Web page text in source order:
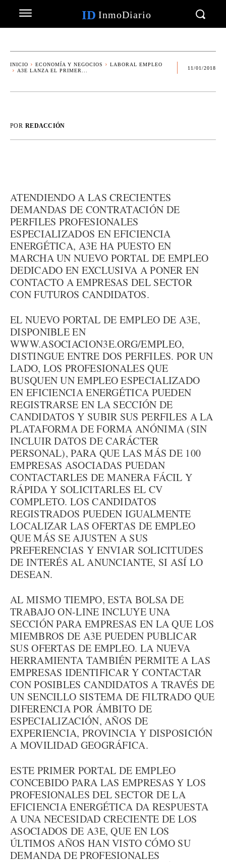
ID InmoDiario
INICIO ECONOMÍA Y NEGOCIOS
LABORAL EMPLEO
A3E LANZA EL PRIMER...
11/01/2018
POR REDACCIÓN
ATENDIENDO A LAS CRECIENTES
DEMANDAS DE CONTRATACIÓN DE
PERFILES PROFESIONALES
ESPECIALIZADOS EN EFICIENCIA
ENERGÉTICA, A3E HA PUESTO EN
MARCHA UN NUEVO PORTAL DE EMPLEO
DEDICADO EN EXCLUSIVA A PONER EN
CONTACTO A EMPRESAS DEL SECTOR
CON FUTUROS CANDIDATOS.
EL NUEVO PORTAL DE EMPLEO DE A3E,
DISPONIBLE EN
WWW.ASOCIACION3E.ORG/EMPLEO,
DISTINGUE ENTRE DOS PERFILES. POR UN
LADO, LOS PROFESIONALES QUE
BUSQUEN UN EMPLEO ESPECIALIZADO
EN EFICIENCIA ENERGÉTICA PUEDEN
REGISTRARSE EN LA SECCIÓN DE
CANDIDATOS Y SUBIR SUS PERFILES A LA
PLATAFORMA DE FORMA ANÓNIMA (SIN
INCLUIR DATOS DE CARÁCTER
PERSONAL), PARA QUE LAS MÁS DE 100
EMPRESAS ASOCIADAS PUEDAN
CONTACTARLES DE MANERA FÁCIL Y
RÁPIDA Y SOLICITARLES EL CV
COMPLETO. LOS CANDIDATOS
REGISTRADOS PUEDEN IGUALMENTE
LOCALIZAR LAS OFERTAS DE EMPLEO
QUE MÁS SE AJUSTEN A SUS
PREFERENCIAS Y ENVIAR SOLICITUDES
DE INTERÉS AL ANUNCIANTE, SI ASÍ LO
DESEAN.
AL MISMO TIEMPO, ESTA BOLSA DE
TRABAJO ON-LINE INCLUYE UNA
SECCIÓN PARA EMPRESAS EN LA QUE LOS
MIEMBROS DE A3E PUEDEN PUBLICAR
SUS OFERTAS DE EMPLEO. LA NUEVA
HERRAMIENTA TAMBIÉN PERMITE A LAS
EMPRESAS IDENTIFICAR Y CONTACTAR
CON POSIBLES CANDIDATOS A TRAVÉS DE
UN SENCILLO SISTEMA DE FILTRADO QUE
DIFERENCIA POR ÁMBITO DE
ESPECIALIZACIÓN, AÑOS DE
EXPERIENCIA, PROVINCIA Y DISPOSICIÓN
A MOVILIDAD GEOGRÁFICA.
ESTE PRIMER PORTAL DE EMPLEO
CONCEBIDO PARA LAS EMPRESAS Y LOS
PROFESIONALES DEL SECTOR DE LA
EFICIENCIA ENERGÉTICA DA RESPUESTA
A UNA NECESIDAD CRECIENTE DE LOS
ASOCIADOS DE A3E, QUE EN LOS
ÚLTIMOS AÑOS HAN VISTO CÓMO SU
DEMANDA DE PROFESIONALES